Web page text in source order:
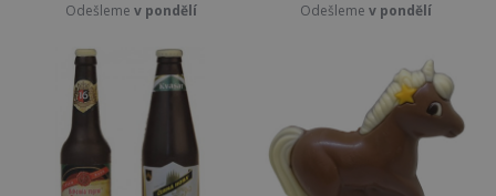
Odešleme v pondělí
Odešleme v pondělí